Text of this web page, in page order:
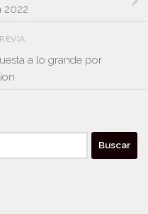
2022
a lo grande por